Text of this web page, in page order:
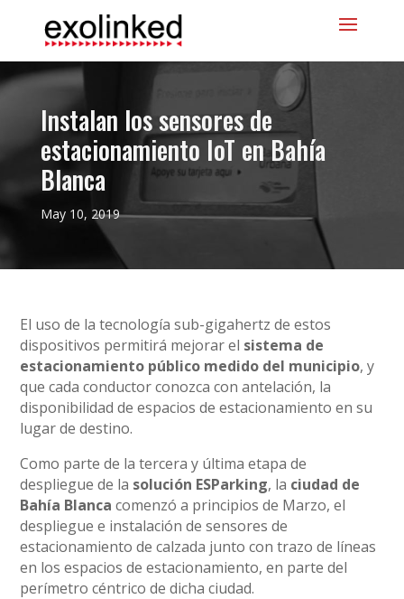
Instalan los sensores de
estacionamiento IoT en Bahía
Blanca
May 10, 2019
El uso de la tecnología sub-gigahertz de estos
dispositivos permitirá mejorar el sistema de
estacionamiento público medido del municipio, y
que cada conductor conozca con antelación, la
disponibilidad de espacios de estacionamiento en su
lugar de destino.
Como parte de la tercera y última etapa de
despliegue de la solución ESParking, la ciudad de
Bahía Blanca comenzó a principios de Marzo, el
despliegue e instalación de sensores de
estacionamiento de calzada junto con trazo de líneas
en los espacios de estacionamiento, en parte del
perímetro céntrico de dicha ciudad.